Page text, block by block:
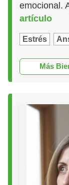
emocional.
artículo
Estrés
Más